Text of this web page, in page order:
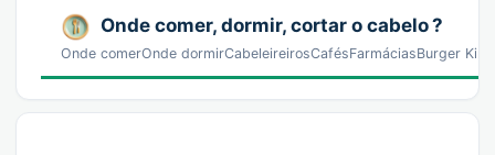
Onde comer, dormir, cortar o cabelo ?
Onde comerOnde dormirCabeleireirosCafésFarmáciasBurger